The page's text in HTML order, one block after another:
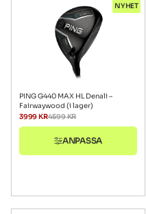
NYHET
PING G440 MAX HL Denali –
Fairwaywood (i lager)
4599KR
3999KR
ANPASSA